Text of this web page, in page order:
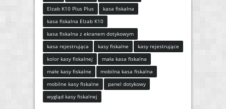
Elzab K10 Plus Plus
kasa fiskalna
kasa fiskalna Elzab K10
kasa fiskalna z ekranem dotykowym
kasa rejestrująca
kasy fiskalne
kasy rejestrujące
kolor kasy fiskalnej
mała kasa fiskalna
małe kasy fiskalne
mobilna kasa fiskalna
mobilne kasy fiskalne
panel dotykowy
wygląd kasy fiskalnej